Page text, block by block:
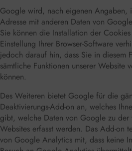
Google wird, nach eigenen Angaben,
Adresse mit anderen Daten von
Sie können die Installation der
Einstellung Ihrer Browser-Software
jedoch darauf hin, dass Sie in diesem
sämtliche Funktionen unserer Website
können.
Des Weiteren bietet Google für die
Deaktivierungs-Add-on an, welches
gibt, welche Daten von Google zu der
Websites erfasst werden. Das Add-on
von Google Analytics mit, dass keine